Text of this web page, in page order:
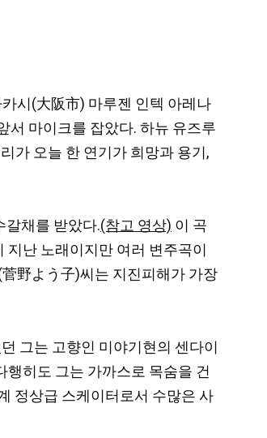
시(大阪市) 마루젠 인텍 아레나
서 마이크를 잡았다. 하뉴 유즈루
가 오늘 한 연기가 희망과 용기,
갈채를 받았다.(참고 영상) 이 곡
난 노래이지만 여러 변주곡이
野よう子)씨는 지진피해가 가장
그는 고향인 미야기현의 센다이
히도 그는 가까스로 목숨을 건
정상급 스케이터로서 수많은 사